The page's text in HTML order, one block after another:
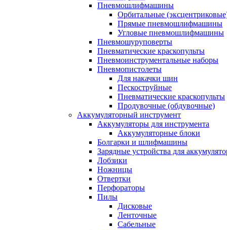
Пневмошлифмашины
Орбитальные
Прямые пневмошлифмашины
Угловые пневмошлифмашины
Пневмошуруповерты
Пневматические краскопульты
Пневмоинструментальные наборы
Пневмопистолеты
Для накачки шин
Пескоструйные
Пневматические краскопульты
Продувочные (обдувочные)
Аккумуляторный инструмент
Аккумуляторы для инструмента
Аккумуляторные блоки
Болгарки и шлифмашины
Зарядные устройства для
Лобзики
Ножницы
Отвертки
Перфораторы
Пилы
Дисковые
Ленточные
Сабельные